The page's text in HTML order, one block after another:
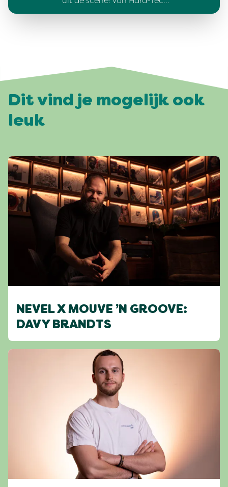
Dit vind je mogelijk ook
leuk
NEVEL X MOUVE ’N GROOVE:
DAVY BRANDTS